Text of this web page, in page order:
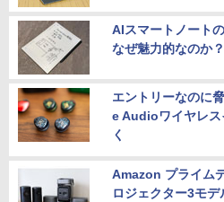
AIスマートノート
なぜ魅力的なのか？
エントリーなのに
e Audioワイヤレス
く
Amazon プライム
ロジェクター3モデ